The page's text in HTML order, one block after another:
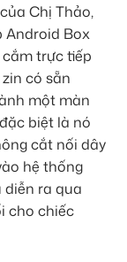
Chị Thảo,
Android Box
trực tiếp
có sẵn
một màn
biệt là nó
cắt nối dây
hệ thống
diễn ra qua
cho chiếc